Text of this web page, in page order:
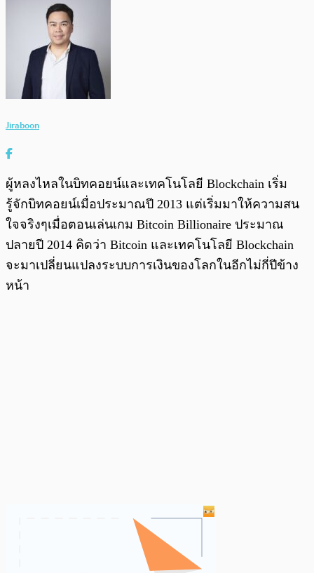
Jiraboon
ผู้หลงไหลในบิทคอยน์และเทคโนโลยี Blockchain เริ่ม
รู้จักบิทคอยน์เมื่อประมาณปี 2013 แต่เริ่มมาให้ความสน
ใจจริงๆเมื่อตอนเล่นเกม Bitcoin Billionaire ประมาณ
ปลายปี 2014 คิดว่า Bitcoin และเทคโนโลยี Blockchain
จะมาเปลี่ยนแปลงระบบการเงินของโลกในอีกไม่กี่ปีข้าง
หน้า